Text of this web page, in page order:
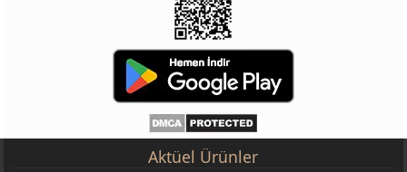
Aktüel Ürünler